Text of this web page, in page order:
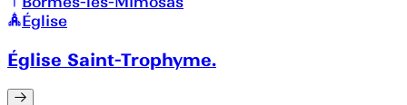
Église
Église Saint-Trophyme.